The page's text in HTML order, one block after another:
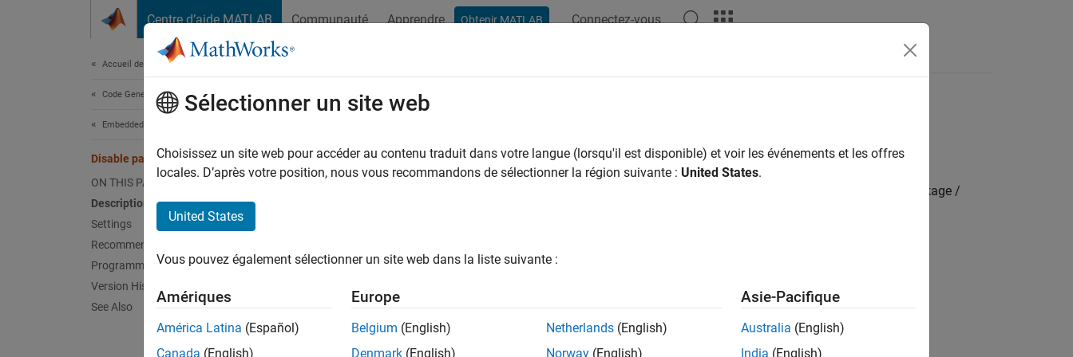
Centre d’aide MATLAB Communauté Apprendre Obtenir MATLAB Connectez-vous
Accueil de la documentation
Code Generation
Embedded Coder
Disable parallel build
ON THIS PAGE
Description
Settings
Recommended Settings
Programmatic Use
Version History
See Also
Disable parallel build
Compile the generated code in parallel order for faster build
Since R2022b
Hardware Implementation / Simulink or Embedded Coder Hardware Support Package /
Description
Settings
Sélectionner un site web
Choisissez un site web pour accéder au contenu traduit dans votre langue (lorsqu'il est disponible) et voir les événements et les offres
locales. D’après votre position, nous vous recommandons de sélectionner la région suivante : United States.
United States
Vous pouvez également sélectionner un site web dans la liste suivante :
Amériques
América Latina (Español)
Canada (English)
Europe
Belgium (English)
Denmark (English)
Netherlands (English)
Norway (English)
Asie-Pacifique
Australia (English)
India (English)